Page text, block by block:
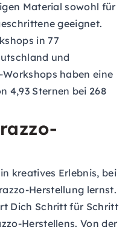
Material sowohl für
geeignet.
in 77
und
haben eine
4,93 Sternen bei 268
kreatives Erlebnis, bei
Herstellung lernst.
Dich Schritt für Schritt
Herstellens. Von der